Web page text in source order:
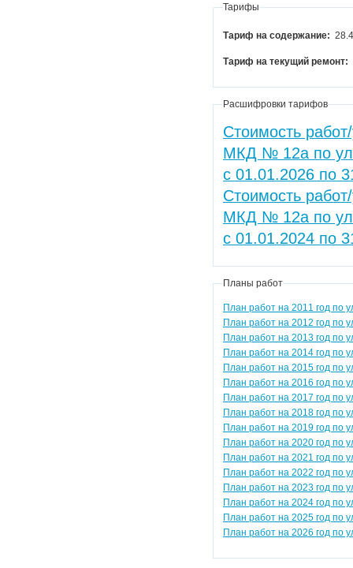
Тарифы
Тариф на содержание:
Тариф на текущий ремонт:
Расшифровки тарифов
Стоимость
МКД № 12а по
с 01.01.2026 по
Стоимость
МКД № 12а по
с 01.01.2024 по
Планы работ
План работ на 2011 год по
План работ на 2012 год по
План работ на 2013 год по
План работ на 2014 год по
План работ на 2015 год по
План работ на 2016 год по
План работ на 2017 год по
План работ на 2018 год по
План работ на 2019 год по
План работ на 2020 год по
План работ на 2021 год по
План работ на 2022 год по
План работ на 2023 год по
План работ на 2024 год по
План работ на 2025 год по
План работ на 2026 год по